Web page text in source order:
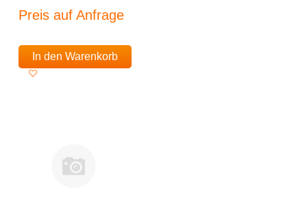
Preis auf Anfrage
In den Warenkorb